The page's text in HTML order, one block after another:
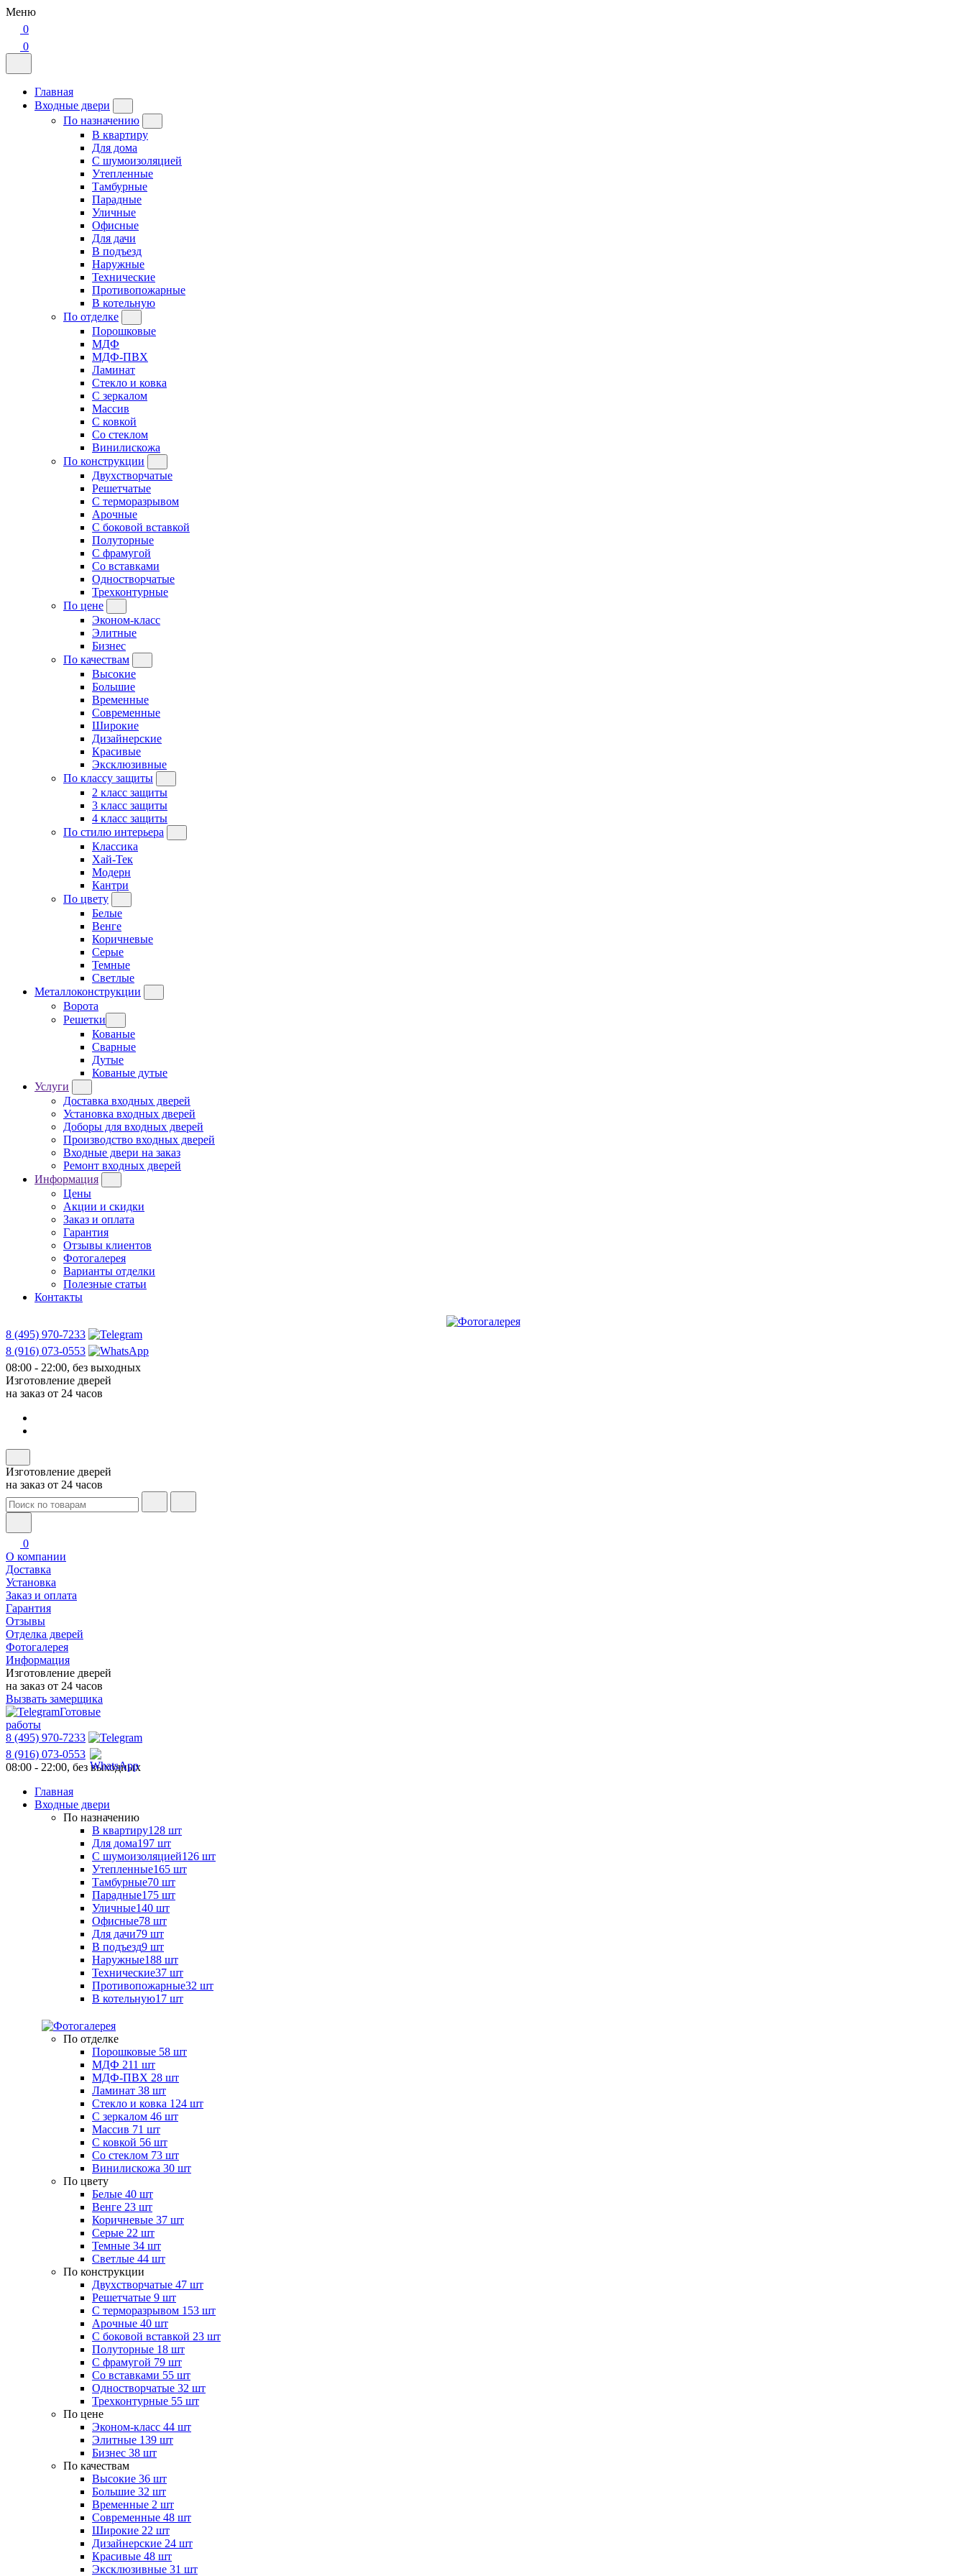
Меню
0
0
Главная
Входные двери
По назначению
В квартиру
Для дома
С шумоизоляцией
Утепленные
Тамбурные
Парадные
Уличные
Офисные
Для дачи
В подъезд
Наружные
Технические
Противопожарные
В котельную
По отделке
Порошковые
МДФ
МДФ-ПВХ
Ламинат
Стекло и ковка
С зеркалом
Массив
С ковкой
Со стеклом
Винилискожа
По конструкции
Двухстворчатые
Решетчатые
С терморазрывом
Арочные
С боковой вставкой
Полуторные
С фрамугой
Cо вставками
Одностворчатые
Трехконтурные
По цене
Эконом-класс
Элитные
Бизнес
По качествам
Высокие
Большие
Временные
Современные
Широкие
Дизайнерские
Красивые
Эксклюзивные
По классу защиты
2 класс защиты
3 класс защиты
4 класс защиты
По стилю интерьера
Классика
Хай-Тек
Модерн
Кантри
По цвету
Белые
Венге
Коричневые
Серые
Темные
Светлые
Металлоконструкции
Ворота
Решетки
Кованые
Сварные
Дутые
Кованые дутые
Услуги
Доставка входных дверей
Установка входных дверей
Доборы для входных дверей
Производство входных дверей
Входные двери на заказ
Ремонт входных дверей
Информация
Цены
Акции и скидки
Заказ и оплата
Гарантия
Отзывы клиентов
Фотогалерея
Варианты отделки
Полезные статьи
Контакты
8 (495) 970-7233
8 (916) 073-0553
08:00 - 22:00, без выходных
Изготовление дверей
на заказ от 24 часов
Изготовление дверей
на заказ от 24 часов
0
О компании
Доставка
Установка
Заказ и оплата
Гарантия
Отзывы
Отделка дверей
Фотогалерея
Информация
Изготовление дверей
на заказ от 24 часов
Вызвать замерщика
Готовые
работы
8 (495) 970-7233
8 (916) 073-0553
08:00 - 22:00, без выходных
Главная
Входные двери
По назначению
В квартиру128 шт
Для дома197 шт
С шумоизоляцией126 шт
Утепленные165 шт
Тамбурные70 шт
Парадные175 шт
Уличные140 шт
Офисные78 шт
Для дачи79 шт
В подъезд9 шт
Наружные188 шт
Технические37 шт
Противопожарные32 шт
В котельную17 шт
По отделке
Порошковые 58 шт
МДФ 211 шт
МДФ-ПВХ 28 шт
Ламинат 38 шт
Стекло и ковка 124 шт
С зеркалом 46 шт
Массив 71 шт
С ковкой 56 шт
Со стеклом 73 шт
Винилискожа 30 шт
По цвету
Белые 40 шт
Венге 23 шт
Коричневые 37 шт
Серые 22 шт
Темные 34 шт
Светлые 44 шт
По конструкции
Двухстворчатые 47 шт
Решетчатые 9 шт
С терморазрывом 153 шт
Арочные 40 шт
С боковой вставкой 23 шт
Полуторные 18 шт
С фрамугой 79 шт
Cо вставками 55 шт
Одностворчатые 32 шт
Трехконтурные 55 шт
По цене
Эконом-класс 44 шт
Элитные 139 шт
Бизнес 38 шт
По качествам
Высокие 36 шт
Большие 32 шт
Временные 2 шт
Современные 48 шт
Широкие 22 шт
Дизайнерские 24 шт
Красивые 48 шт
Эксклюзивные 31 шт